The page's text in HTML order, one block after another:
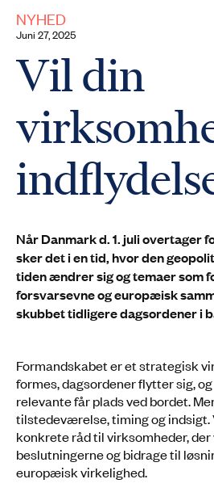
NYHED
juni 27, 2025
Vil din
Når Danmark d. 1. juli overtager
sker det i en tid, hvor den
tiden ændrer sig og temaer som
forsvarsevne og europæisk
skubbet tidligere dagsordener i
Formandskabet er et strategisk
formes, dagsordener flytter sig,
relevante får plads ved bordet.
tilstedeværelse, timing og indsigt.
konkrete råd til virksomheder,
beslutningerne og bidrage til
europæisk virkelighed.